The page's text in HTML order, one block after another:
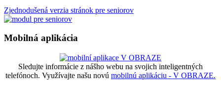
Zjednodušená verzia stránok pre seniorov
Mobilná aplikácia
Sledujte informácie z nášho webu na svojich inteligentných
telefónoch. Využívajte našu novú mobilnú aplikáciu - V OBRAZE.